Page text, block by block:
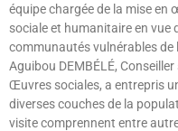
équipe chargée de la mise en
sociale et humanitaire en vue
communautés vulnérables de
Aguibou DEMBÉLÉ,
Œuvres sociales, a entrepris
diverses couches de la
visite comprennent entre